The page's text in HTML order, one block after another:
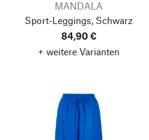
MANDALA
Sport-Leggings, Schwarz
84,90 €
+ weitere Varianten